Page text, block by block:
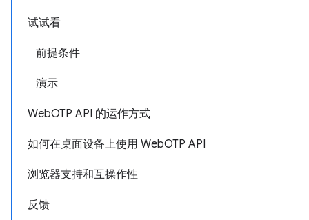
试试看
前提条件
演示
WebOTP API 的运作方式
如何在桌面设备上使用 WebOTP API
浏览器支持和互操作性
反馈